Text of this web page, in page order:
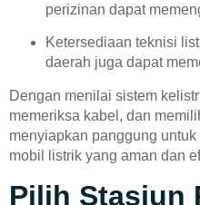
perizinan dapat
Ketersediaan teknisi
daerah juga dapat
Dengan menilai sistem
memeriksa kabel, dan
menyiapkan panggung
mobil listrik yang aman dan
Pilih Stasiun